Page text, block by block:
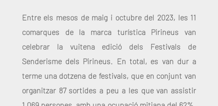
Entre els mesos demaig i octubre del 2023, les 11
comarques de la marca turística Pirineus van
celebrar la vuitena edició dels Festivals de
Senderisme dels Pirineus . En total, es van dur a
terme una dotzena de festivals, que en conjunt van
organitzar 87 sortides a peu a les que van assistir